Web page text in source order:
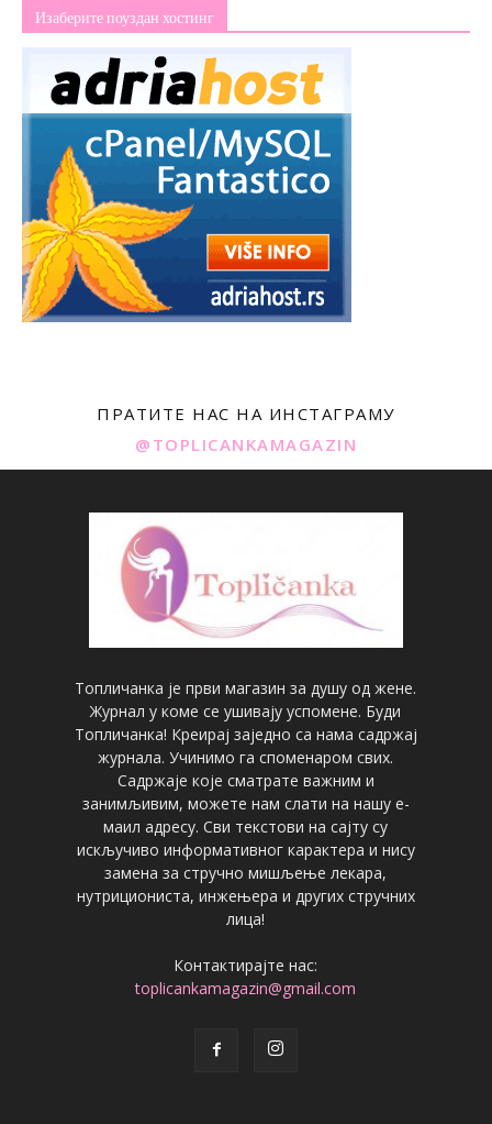
Изаберите поуздан хостинг
ПРАТИТЕ НАС НА ИНСТАГРАМУ
@TOPLICANKAMAGAZIN
Топличанка је први магазин за душу од жене.
Журнал у коме се ушивају успомене. Буди
Топличанка! Креирај заједно са нама садржај
журнала. Учинимо га споменаром свих.
Садржаје које сматрате важним и
занимљивим, можете нам слати на нашу е-
маил адресу. Сви текстови на сајту су
искључиво информативног карактера и нису
замена за стручно мишљење лекара,
нутрициониста, инжењера и других стручних
лица!
Контактирајте нас:
toplicankamagazin@gmail.com